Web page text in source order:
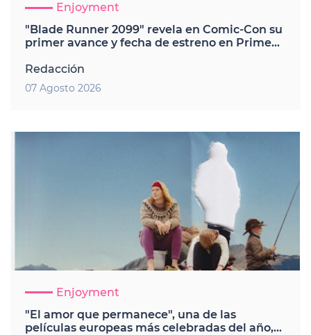
Enjoyment
"Blade Runner 2099" revela en Comic-Con su
primer avance y fecha de estreno en Prime
Redacción
07 Agosto 2026
Enjoyment
"El amor que permanece", una de las
películas europeas más celebradas del año,